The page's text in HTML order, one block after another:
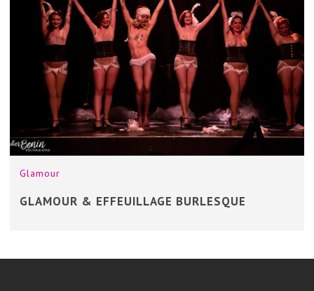
Glamour
GLAMOUR & EFFEUILLAGE BURLESQUE